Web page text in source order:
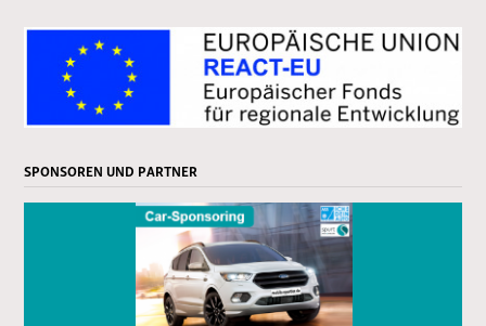
SPONSOREN UND PARTNER